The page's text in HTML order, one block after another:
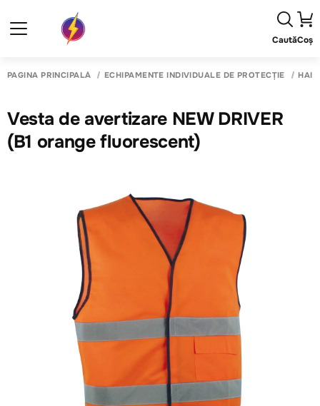
CautăCoș
PAGINA PRINCIPALĂ ECHIPAMENTE INDIVIDUALE DE PROTECȚIE
Vesta de avertizare NEW DRIVER
(B1 orange fluorescent)